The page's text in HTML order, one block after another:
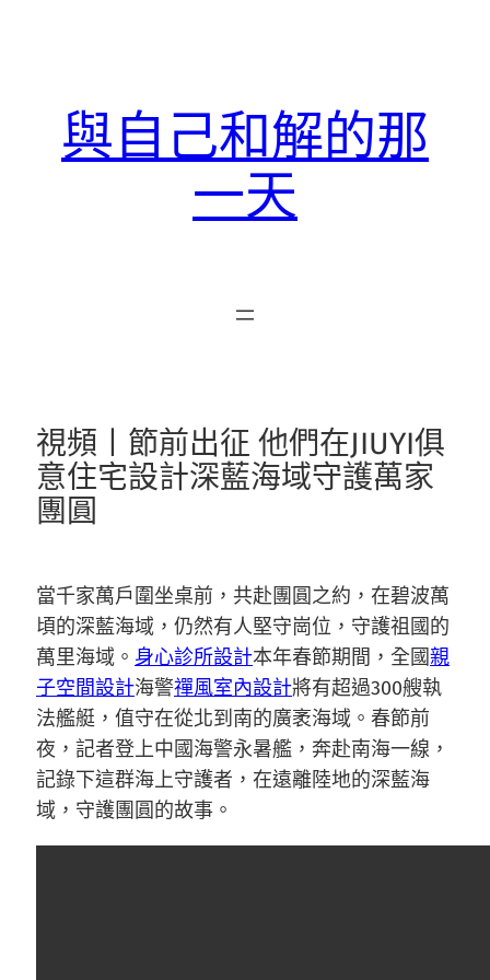
與自己和解的那
一天
視頻丨節前出征 他們在JIUYI俱
意住宅設計深藍海域守護萬家
團圓
當千家萬戶圍坐桌前，共赴團圓之約，在碧波萬
頃的深藍海域，仍然有人堅守崗位，守護祖國的
萬里海域。 身心診所設計本年春節期間，全國親
子空間設計海警禪風室內設計將有超過300艘執
法艦艇，值守在從北到南的廣袤海域。春節前
夜，記者登上中國海警永暑艦，奔赴南海一線，
記錄下這群海上守護者，在遠離陸地的深藍海
域，守護團圓的故事。